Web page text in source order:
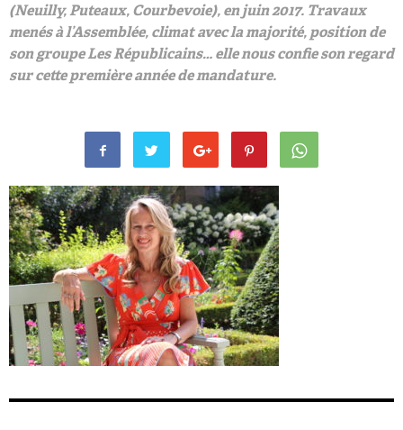
(Neuilly, Puteaux, Courbevoie), en juin 2017. Travaux
menés à l’Assemblée, climat avec la majorité, position de
son groupe Les Républicains… elle nous confie son regard
sur cette première année de mandature.